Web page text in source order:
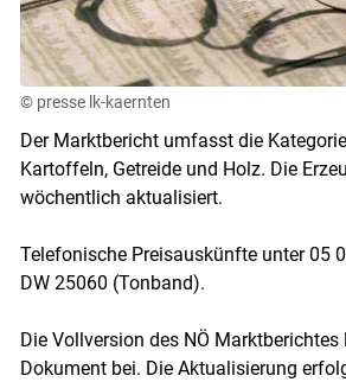
© presse lk-kaernten
Der Marktbericht umfasst die
Kartoffeln, Getreide und Holz. Die
wöchentlich aktualisiert.
Telefonische Preisauskünfte unter 05
DW 25060 (Tonband).
Die Vollversion des NÖ
Dokument bei. Die Aktualisierung